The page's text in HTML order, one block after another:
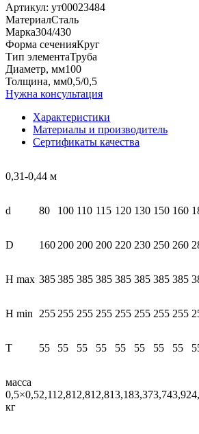
Артикул: ут00023484
МатериалСталь
Марка304/430
Форма сеченияКруг
Тип элементаТруба
Диаметр, мм100
Толщина, мм0,5/0,5
Нужна консультация
Характеристики
Материалы и производитель
Сертификаты качества
0,31-0,44 м
d 80 100 110 115 120 130 150 160
D 160 200 200 200 220 230 250 260
Н max 385385 385 385 385 385 385 385
Н min 255 255 255 255 255 255 255 255
Т 55 55 55 55 55 55 55 55
масса
0,5×0,5
кг
2,11 2,81 2,81 2,813,183,373,743,92